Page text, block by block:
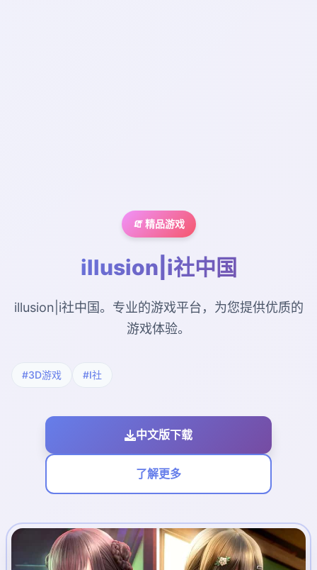
🧯 精品游戏
illusion|i社中国
illusion|i社中国。专业的游戏平台，为您提供优质的
游戏体验。
#3D游戏 #I社
中文版下载
了解更多